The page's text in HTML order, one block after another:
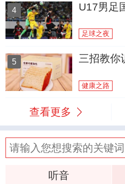
4 U17男足
足球之夜
5 三招教你
健康之路
查看更多
听音